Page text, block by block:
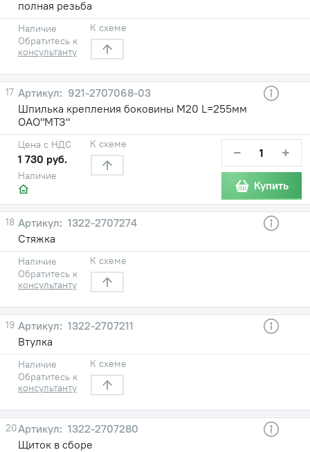
полная резьба
Наличие
Обратитесь к
консультанту
К схеме
17
921-2707068-03
Шпилька крепления боковины М20 L=255мм
ОАО"МТЗ"
Наличие
Цена с НДС
1 730 руб.
К схеме − +
Купить
18
1322-2707274
Стяжка
Наличие
Обратитесь к
консультанту
К схеме
19
1322-2707211
Втулка
Наличие
Обратитесь к
консультанту
К схеме
20
1322-2707280
Щиток в сборе